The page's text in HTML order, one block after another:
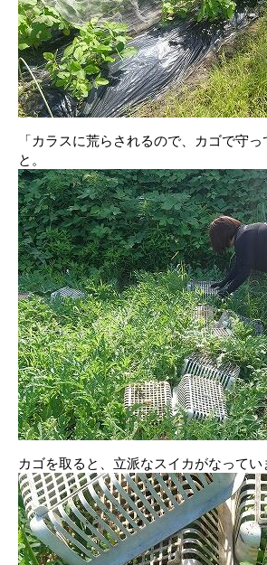
「カラスに荒らされるので、カゴで守
と。
カゴを取ると、立派なスイカがなってい